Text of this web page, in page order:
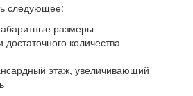
следующее:
размеры
количества
этаж, увеличивающий